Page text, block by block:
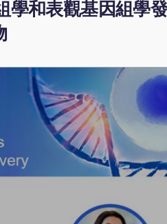
學和表觀基因組學